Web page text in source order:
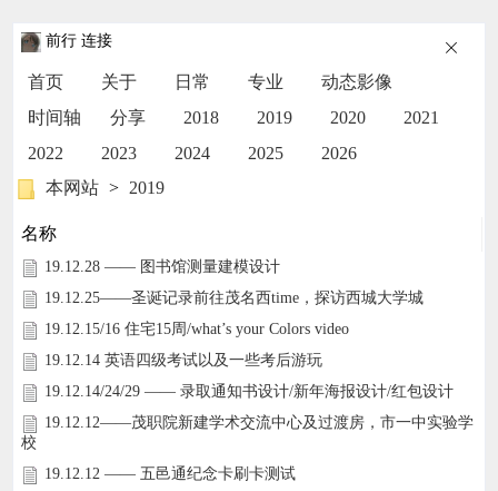
前行 连接
首页 关于 日常 专业
动态影像
时间轴
分享 2018 2019 2020
2021
2022
2023 2024 2025
2026
本网站 > 2019
名称
19.12.28 —— 图书馆测量建模设计
19.12.25——圣诞记录前往茂名西time，探访西城大学城
19.12.15/16 住宅15周/what’s your Colors video
19.12.14 英语四级考试以及一些考后游玩
19.12.14/24/29 —— 录取通知书设计/新年海报设计/红包设计
19.12.12——茂职院新建学术交流中心及过渡房，市一中实验学
校
19.12.12 —— 五邑通纪念卡刷卡测试